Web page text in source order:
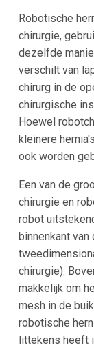
Robotische
chirurgie,
dezelfde
verschilt van
chirurg in de
chirurgische
Hoewel
kleinere
ook worden
Een van de
chirurgie en
robot
binnenkant
chirurgie).
makkelijk om
mesh in de
robotische
littekens heeft